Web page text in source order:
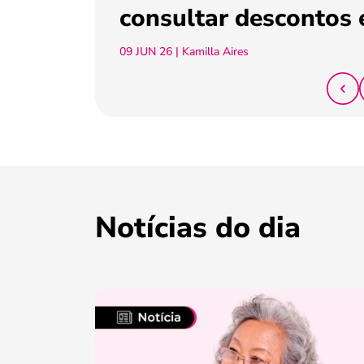
consultar descontos
09 JUN 26 | Kamilla Aires
Notícias do dia